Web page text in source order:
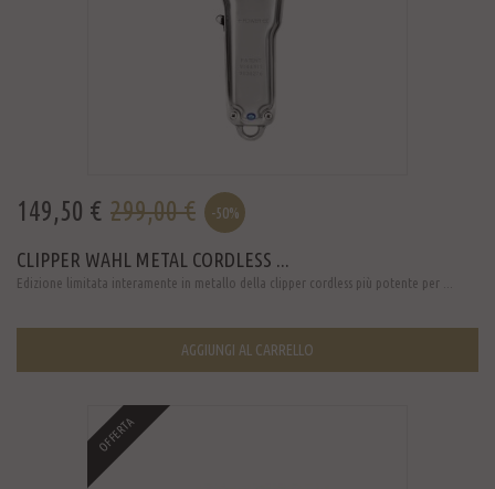
149,50 € 299,00 € -50%
CLIPPER WAHL METAL CORDLESS ...
Edizione limitata interamente in metallo della clipper cordless più potente per ...
AGGIUNGI AL CARRELLO
OFFERTA